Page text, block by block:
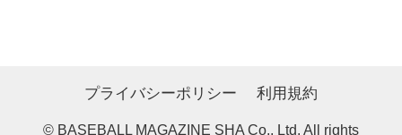
プライバシーポリシー 利用規約
© BASEBALL MAGAZINE SHA Co., Ltd. All rights